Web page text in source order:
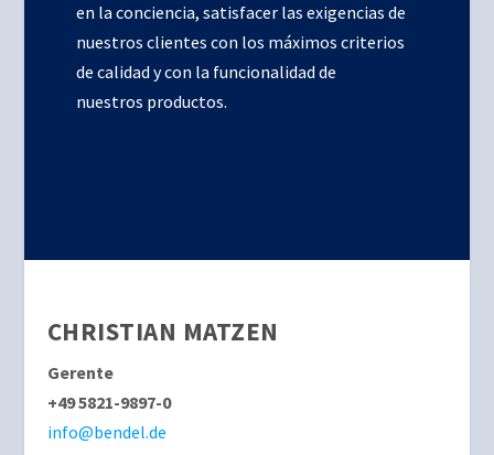
en la conciencia, satisfacer las exigencias de
nuestros clientes con los máximos criterios
de calidad y con la funcionalidad de
nuestros productos.
CHRISTIAN MATZEN
Gerente
+49 5821-9897-0
info@bendel.de